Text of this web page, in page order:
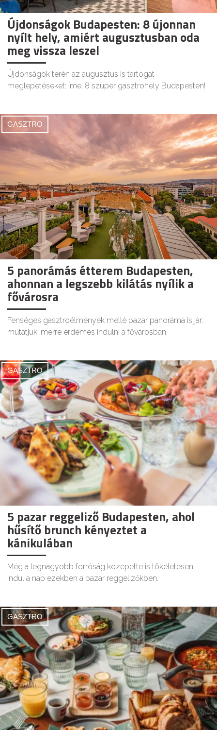
Újdonságok Budapesten: 8 újonnan
nyílt hely, amiért augusztusban oda
meg vissza leszel
Újdonságok terén az augusztus is tartogat
meglepetéseket: íme, 8 szuper gasztrohely Budapesten!
GASZTRO
5 panorámás étterem Budapesten,
ahonnan a legszebb kilátás nyílik a
fővárosra
Fenséges gasztroélmények mellé pazar panoráma is jár:
mutatjuk, merre érdemes indulni a fővárosban.
GASZTRO
5 pazar reggeliző Budapesten, ahol
hűsítő brunch kényeztet a
kánikulában
Még a legnagyobb forróság közepette is tökéletesen
indul a nap ezekben a pazar reggelizőkben.
GASZTRO